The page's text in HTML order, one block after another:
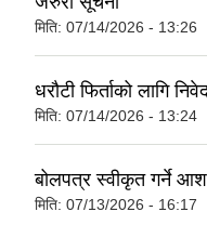
मिति: 07/14/2026 - 13:26
धरौटी फिर्ताको लागि
मिति: 07/14/2026 - 13:24
बोलपत्र स्वीकृत गर्ने
मिति: 07/13/2026 - 16:17